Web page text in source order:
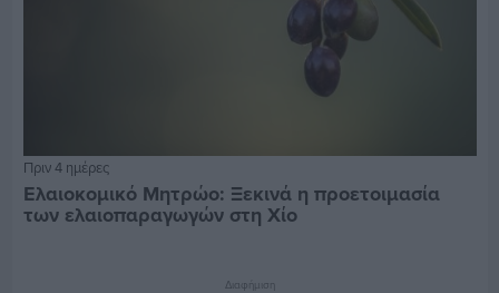
Πριν 4 ημέρες
Ελαιοκομικό Μητρώο: Ξεκινά η προετοιμασία
των ελαιοπαραγωγών στη Χίο
Διαφήμιση